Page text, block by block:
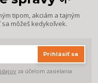
tipom, akciám a tajným
môžeš kedykoľvek.
Prihlásiť sa
za účelom zasielania